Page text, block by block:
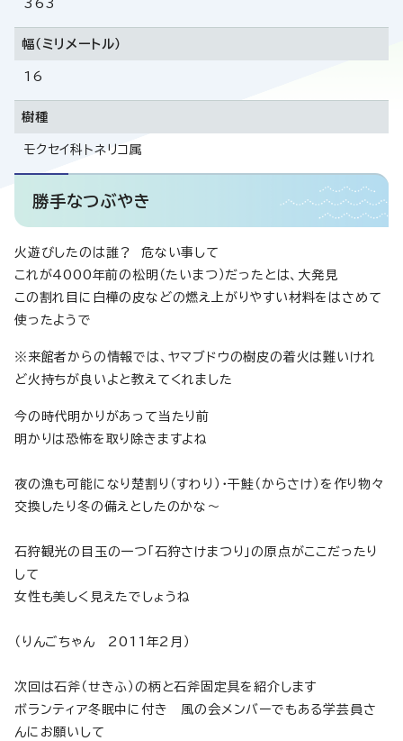
363
幅（ミリメートル）
16
樹種
モクセイ科トネリコ属
勝手なつぶやき
火遊びしたのは誰？ 危ない事して
これが4000年前の松明（たいまつ）だったとは、大発見
この割れ目に白樺の皮などの燃え上がりやすい材料をはさめて
使ったようで
※来館者からの情報では、ヤマブドウの樹皮の着火は難いけれ
ど火持ちが良いよと教えてくれました
今の時代明かりがあって当たり前
明かりは恐怖を取り除きますよね
夜の漁も可能になり楚割り（すわり）・干鮭（からさけ）を作り物々
交換したり冬の備えとしたのかな～
石狩観光の目玉の一つ「石狩さけまつり」の原点がここだったり
して
女性も美しく見えたでしょうね
（りんごちゃん 2011年2月）
次回は石斧（せきふ）の柄と石斧固定具を紹介します
ボランティア冬眠中に付き 風の会メンバーでもある学芸員さ
んにお願いして